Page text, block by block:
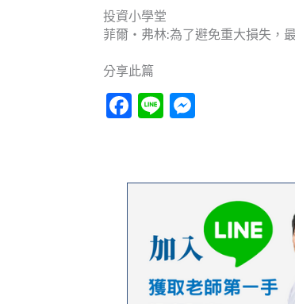
投資小學堂
菲爾‧弗林:為了避免重大損失，
分享此篇
Facebook
Line